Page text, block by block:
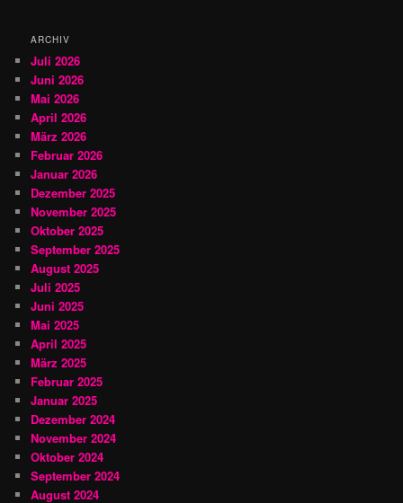
ARCHIV
Juli 2026
Juni 2026
Mai 2026
April 2026
März 2026
Februar 2026
Januar 2026
Dezember 2025
November 2025
Oktober 2025
September 2025
August 2025
Juli 2025
Juni 2025
Mai 2025
April 2025
März 2025
Februar 2025
Januar 2025
Dezember 2024
November 2024
Oktober 2024
September 2024
August 2024